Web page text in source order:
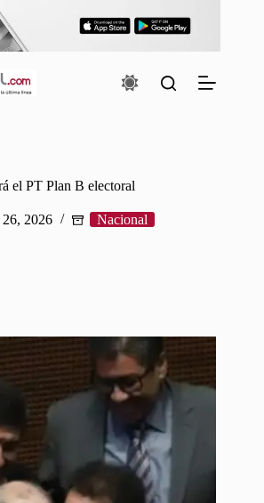
el PT Plan B electoral
2026 Nacional